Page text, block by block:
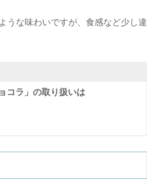
うな味わいですが、食感など少し違
コラ」の取り扱いは